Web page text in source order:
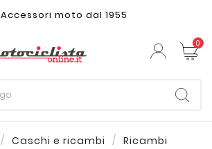
Accessori moto dal 1955
0
Caschi e ricambi
Ricambi